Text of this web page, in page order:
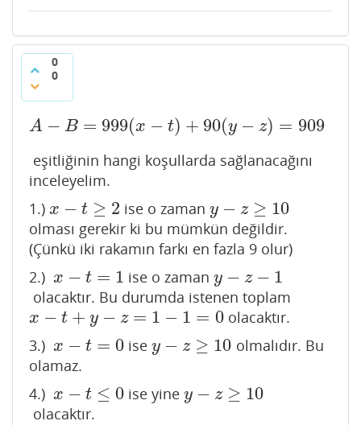
0
0
A − B = 999(x − t) + 90(y − z) = 909
A −B=999 (x−t)+ 90 (y−z)= 909
eşitliğinin hangi koşullarda sağlanacağını
inceleyelim.
1.) x − t ≥ 2
x− t≥ 2 ise o zaman y − z ≥ 10
y−z≥ 10
olması gerekir ki bu mümkün değildir.
(Çünkü iki rakamın farkı en fazla 9 olur)
2.) x − t = 1
x− t= 1 ise o zaman y − z − 1
y−z− 1
olacaktır. Bu durumda istenen toplam
x − t + y − z = 1 − 1 = 0
x− t+ y− z= 1− 1= 0
olacaktır.
3.) x − t = 0
x− t= 0 ise y − z ≥ 10
y−z≥ 10
olmalıdır. Bu
olamaz.
4.) x − t ≤ 0
x− t≤ 0 ise yine y − z ≥ 10
y−z≥ 10
olacaktır.